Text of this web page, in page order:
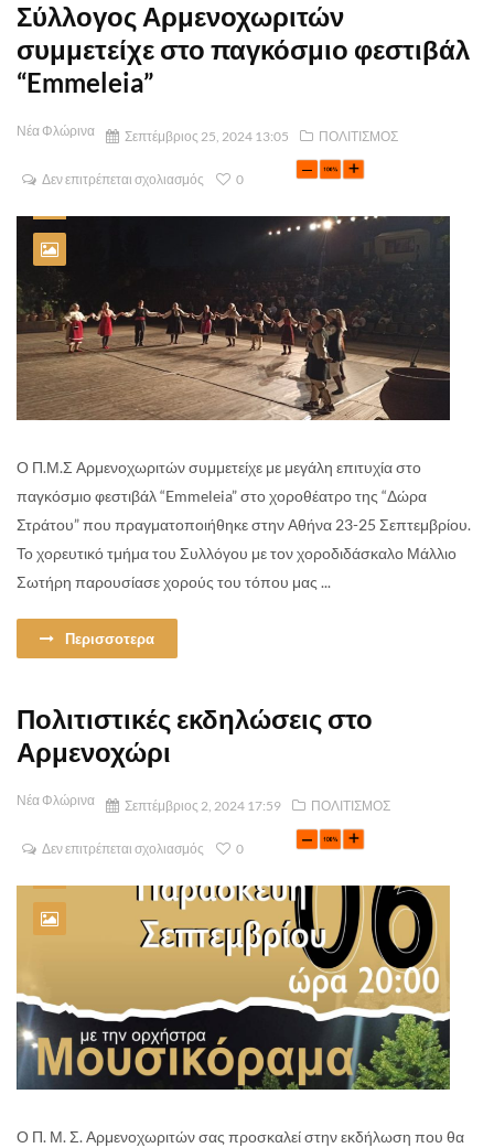
Σύλλογος Αρμενοχωριτών
συμμετείχε στο παγκόσμιο φεστιβάλ
“Emmeleia”
Νέα Φλώρινα Σεπτέμβριος 25, 2024 13:05 ΠΟΛΙΤΙΣΜΟΣ
Δεν επιτρέπεται σχολιασμός 0
Ο Π.Μ.Σ Αρμενοχωριτών συμμετείχε με μεγάλη επιτυχία στο
παγκόσμιο φεστιβάλ “Emmeleia” στο χοροθέατρο της “Δώρα
Στράτου” που πραγματοποιήθηκε στην Αθήνα 23-25 Σεπτεμβρίου.
Το χορευτικό τμήμα του Συλλόγου με τον χοροδιδάσκαλο Μάλλιο
Σωτήρη παρουσίασε χορούς του τόπου μας ...
Περισσοτερα
Πολιτιστικές εκδηλώσεις στο
Αρμενοχώρι
Νέα Φλώρινα Σεπτέμβριος 2, 2024 17:59 ΠΟΛΙΤΙΣΜΟΣ
Δεν επιτρέπεται σχολιασμός 0
Ο Π. Μ. Σ. Αρμενοχωριτών σας προσκαλεί στην εκδήλωση που θα